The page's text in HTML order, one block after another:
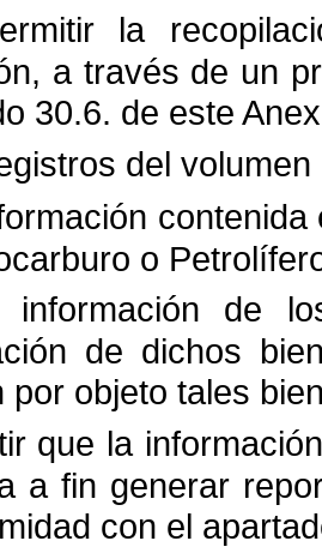
la
a través de un
30.6. de este
del
o
información de
de dichos
por objeto tales
que la
a fin generar
con el